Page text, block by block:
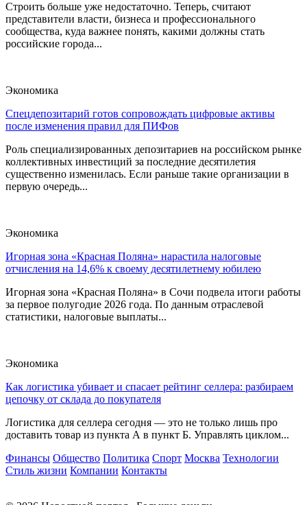
Строить больше уже недостаточно. Теперь, считают
представители власти, бизнеса и профессионального
сообщества, куда важнее понять, какими должны стать
российские города...
Экономика
Спецдепозитарий готов сопровождать цифровые активы
после изменения правил для ПИФов
Роль специализированных депозитариев на российском рынке
коллективных инвестиций за последние десятилетия
существенно изменилась. Если раньше такие организации в
первую очередь...
Экономика
Игорная зона «Красная Поляна» нарастила налоговые
отчисления на 14,6% к своему десятилетнему юбилею
Игорная зона «Красная Поляна» в Сочи подвела итоги работы
за первое полугодие 2026 года. По данным отраслевой
статистики, налоговые выплаты...
Экономика
Как логистика убивает и спасает рейтинг селлера: разбираем
цепочку от склада до покупателя
Логистика для селлера сегодня — это не только лишь про
доставить товар из пункта А в пункт Б. Управлять циклом...
Финансы Общество Политика Спорт Москва Технологии
Стиль жизни Компании Контакты